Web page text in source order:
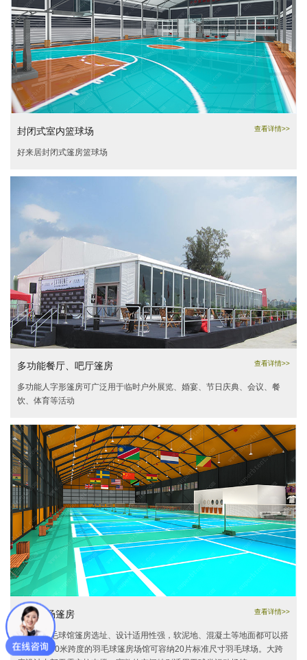
查看详情>>
封闭式室内篮球场
好来居封闭式篷房篮球场
查看详情>>
多功能餐厅、吧厅篷房
多功能人字形篷房可广泛用于临时户外展览、婚宴、节日庆典、会议、餐
饮、体育等活动
查看详情>>
羽毛球场篷房
好来居羽毛球馆篷房选址、设计适用性强，软泥地、混凝土等地面都可以搭
建，标准30米跨度的羽毛球篷房场馆可容纳20片标准尺寸羽毛球场。大跨